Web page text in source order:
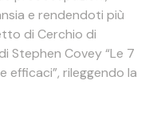
e rendendoti più
di Cerchio di
Stephen Covey “Le 7
efficaci”, rileggendo la